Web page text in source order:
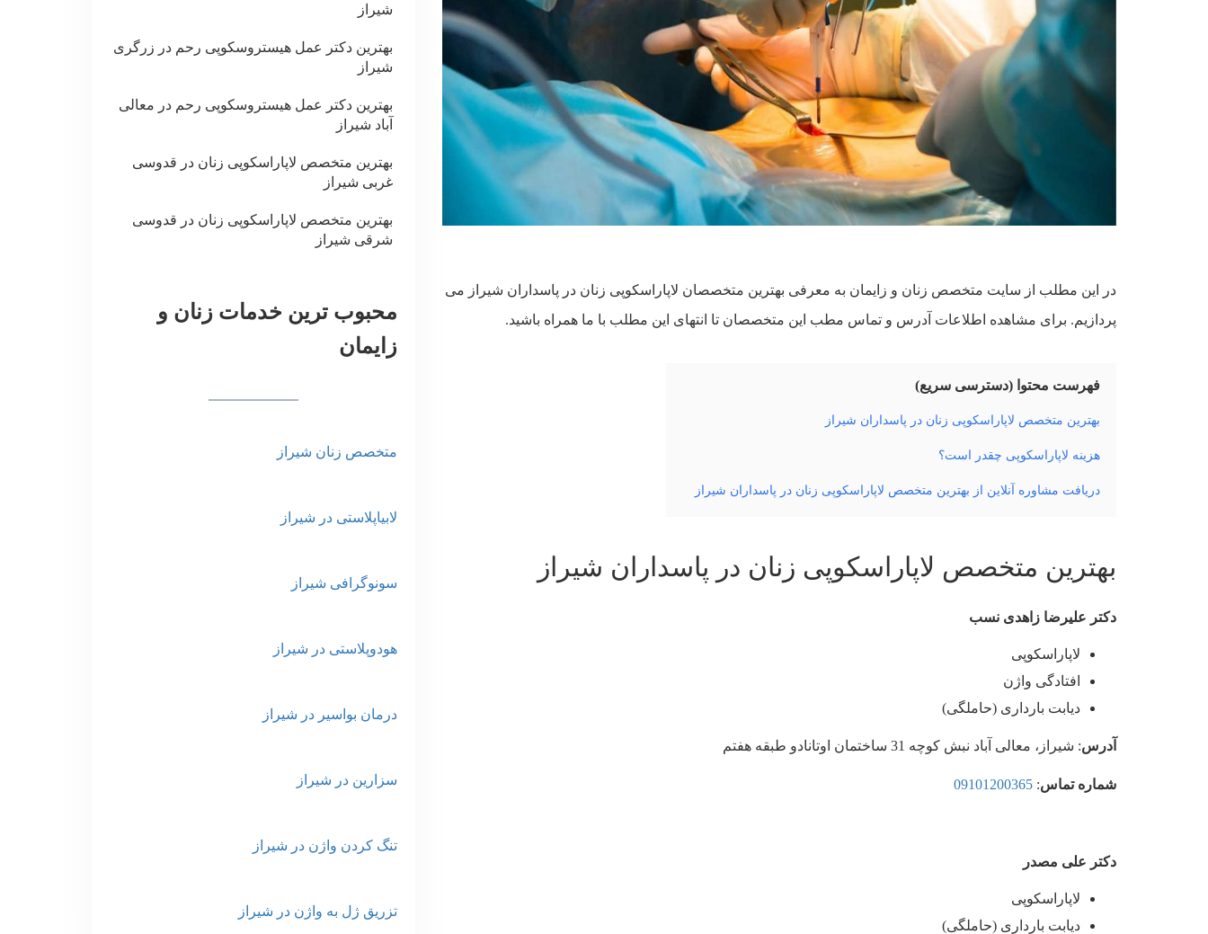
در این مطلب از سایت متخصص زنان و زایمان به معرفی بهترین متخصصان لاپاراسکوپی زنان در پاسداران شیراز می
پردازیم. برای مشاهده اطلاعات آدرس و تماس مطب این متخصصان تا انتهای این مطلب با ما همراه باشید.
فهرست محتوا (دسترسی سریع)
بهترین متخصص لاپاراسکوپی زنان در پاسداران شیراز
هزینه لاپاراسکوپی چقدر است؟
دریافت مشاوره آنلاین از بهترین متخصص لاپاراسکوپی زنان در پاسداران شیراز
بهترین متخصص لاپاراسکوپی زنان در پاسداران شیراز
دکتر علیرضا زاهدی نسب
لاپاراسکوپی
افتادگی واژن
دیابت بارداری (حاملگی)
آدرس: شیراز، معالی آباد نبش کوچه 31 ساختمان اوتانادو طبقه هفتم
شماره تماس:
09101200365
دکتر علی مصدر
لاپاراسکوپی
دیابت بارداری (حاملگی)
شیراز
بهترین دکتر عمل هیستروسکوپی رحم در زرگری
شیراز
بهترین دکتر عمل هیستروسکوپی رحم در معالی
آباد شیراز
بهترین متخصص لاپاراسکوپی زنان در قدوسی
غربی شیراز
بهترین متخصص لاپاراسکوپی زنان در قدوسی
شرقی شیراز
محبوب ترین خدمات زنان و
زایمان
متخصص زنان شیراز
لابیاپلاستی در شیراز
سونوگرافی شیراز
هودوپلاستی در شیراز
درمان بواسیر در شیراز
سزارین در شیراز
تنگ کردن واژن در شیراز
تزریق ژل به واژن در شیراز